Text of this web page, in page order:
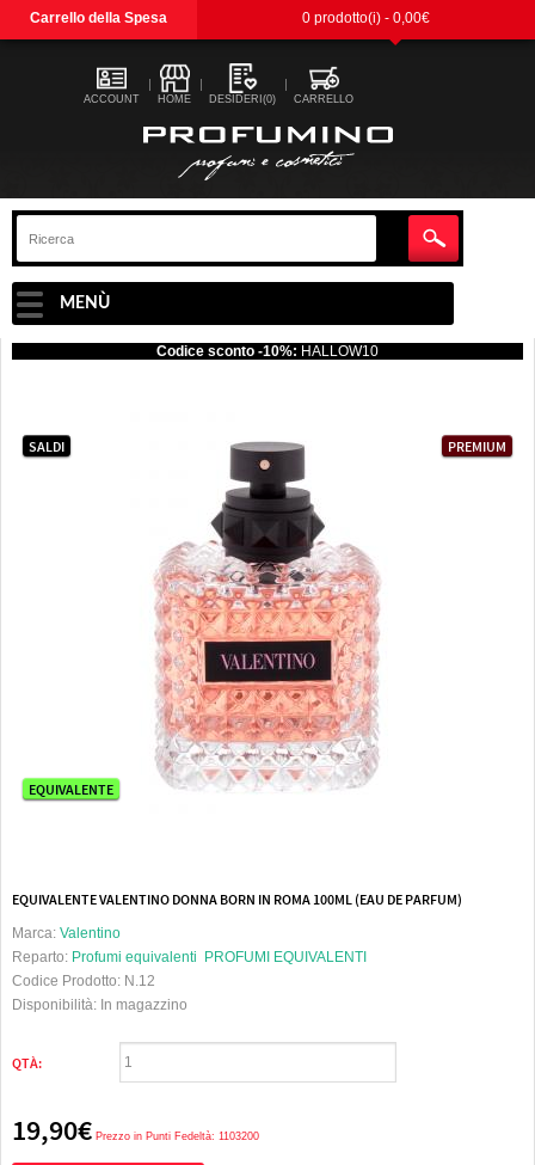
Carrello della Spesa 0 prodotto(i) - 0,00€
ACCOUNT HOME DESIDERI(0) CARRELLO
MENÙ
Codice sconto -10%: HALLOW10
SALDI PREMIUM
EQUIVALENTE
EQUIVALENTE VALENTINO DONNA BORN IN ROMA 100ML (EAU DE PARFUM)
Marca: Valentino
Reparto: Profumi equivalenti
PROFUMI EQUIVALENTI
Codice Prodotto: N.12
Disponibilità: In magazzino
QTÀ:
19,90€ Prezzo in Punti Fedeltà: 1103200